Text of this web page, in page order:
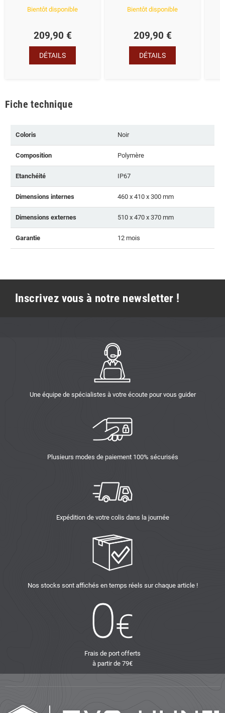
Bientôt disponible
209,90 €
DÉTAILS
Bientôt disponible
209,90 €
DÉTAILS
Fiche technique
Coloris Noir
Composition Polymère
Etanchéité IP67
Dimensions internes 460 x 410 x 300 mm
Dimensions externes 510 x 470 x 370 mm
Garantie 12 mois
Inscrivez vous à notre newsletter !
Une équipe de spécialistes à votre écoute pour vous guider
Plusieurs modes de paiement 100% sécurisés
Expédition de votre colis dans la journée
Nos stocks sont affichés en temps réels sur chaque article !
Frais de port offerts
à partir de 79€